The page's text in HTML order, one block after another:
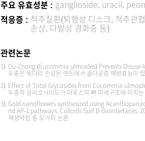
주요 유효성분 : ganglioside, uracil,
적응증 : 척추질환(퇴행성 디스크, 척추관
손상, 다발성 경화증 등)
관련논문
1) Du-Zhong (Eucommia ulmoides) Prevents
두충은 뒷다리 손상된 렛트에서 골다공증 예방효능이 있
2) Effect of Total Glycosides from Eucommia
두충의 글리코사이드가 마우스의 뼈 미세구조에 미치
3) Gold nanoflowers synthesized using
nd AP-1 pathways. Colloids Surf B Biointerfaces.
재생약침 중 오가피 논문